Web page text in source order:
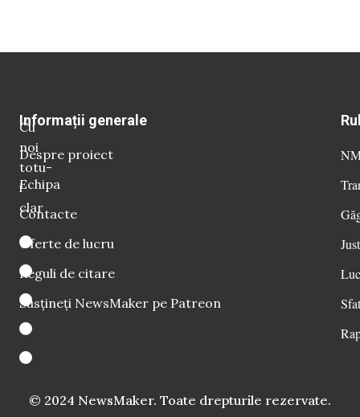
Cu
noi
totu-
i
clar
Informații generale
Despre proiect
Echipa
Contacte
Oferte de lucru
Reguli de citare
Susțineți NewsMaker pe Patreon
© 2024 NewsMaker. Toate drepturile rezervate.